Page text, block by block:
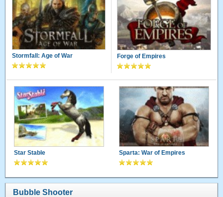
Stormfall: Age of War Forge of Empires
Star Stable Sparta: War of Empires
Bubble Shooter